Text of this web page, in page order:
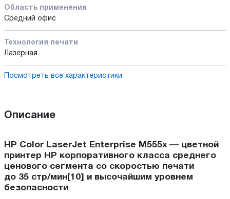
Область применения
Средний офис
Технология печати
Лазерная
Посмотреть все характеристики
Описание
HP Color LaserJet Enterprise M555x — цветной
принтер HP корпоративного класса среднего
ценового сегмента со скоростью печати
до 35 стр/мин[10] и высочайшим уровнем
безопасности